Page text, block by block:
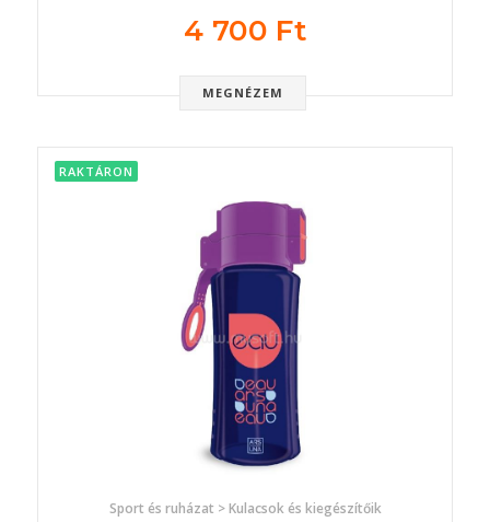
4 700 Ft
MEGNÉZEM
RAKTÁRON
Sport és ruházat > Kulacsok és kiegészítőik